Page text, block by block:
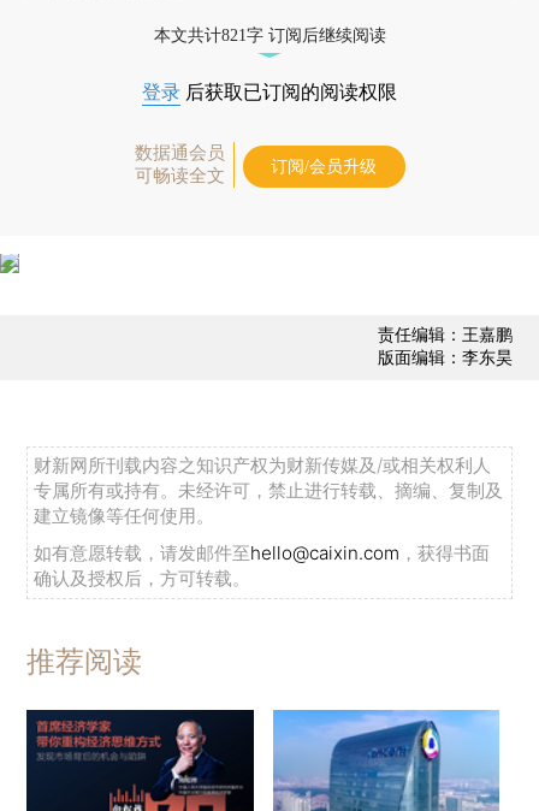
本文共计821字 订阅后继续阅读
登录 后获取已订阅的阅读权限
数据通会员
可畅读全文
订阅/会员升级
责任编辑：王嘉鹏
版面编辑：李东昊
财新网所刊载内容之知识产权为财新传媒及/或相关权利人
专属所有或持有。未经许可，禁止进行转载、摘编、复制及
建立镜像等任何使用。
如有意愿转载，请发邮件至hello@caixin.com ，获得书面
确认及授权后，方可转载。
推荐阅读